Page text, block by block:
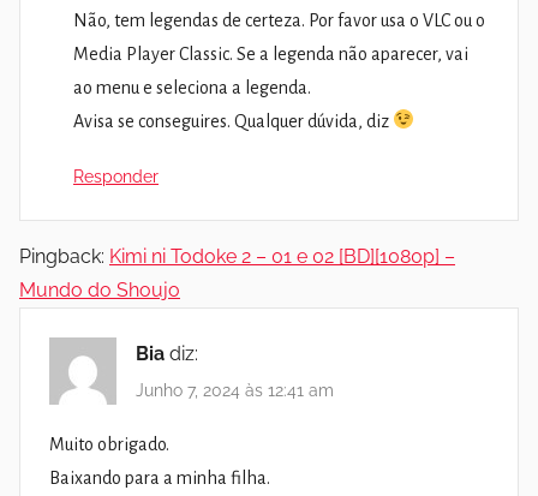
Não, tem legendas de certeza. Por favor usa o VLC ou o
Media Player Classic. Se a legenda não aparecer, vai
ao menu e seleciona a legenda.
Avisa se conseguires. Qualquer dúvida, diz
Responder
Pingback: Kimi ni Todoke 2 – 01 e 02 [BD][1080p] –
Mundo do Shoujo
Bia diz:
Junho 7, 2024 às 12:41 am
Muito obrigado.
Baixando para a minha filha.